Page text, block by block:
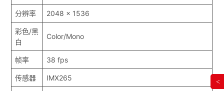
分辨率 2048 x 1536
彩色/黑
白
Color/Mono
帧率 38 fps
传感器 IMX265 <